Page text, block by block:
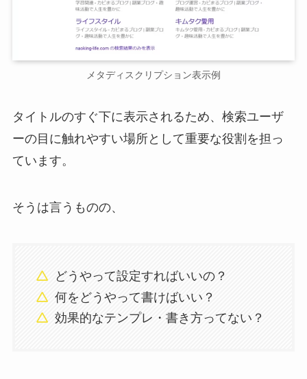
メタディスクリプション表示例
タイトルのすぐ下に表示されるため、検索ユーザ
ーの目に触れやすい場所として重要な役割を担っ
ています。
そうは言うものの、
どうやって設定すればいいの？
何をどうやって書けばいい？
効果的なテンプレ・書き方ってない？